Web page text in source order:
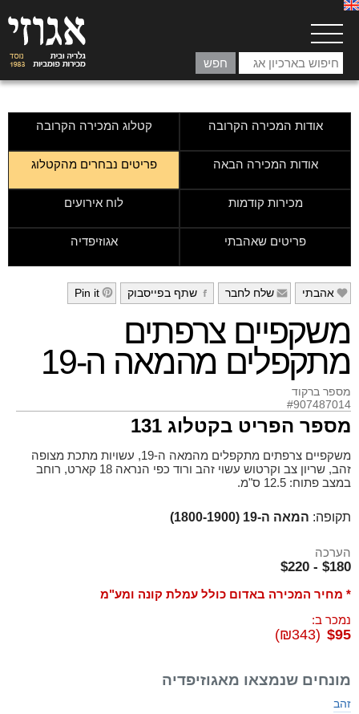
אודות המכירה הקרובה קטלוג המכירה הקרובה
אודות המכירה הבאה פריטים נבחרים מהקטלוג
מכירות קודמות לוח אירועים
פריטים שאהבתי אגוזיפדיה
e אהבתי f שלח לחבר g שתף בפייסבוק h
Pin it
משקפיים צרפתים
מתקפלים מהמאה ה-19
מספר ברקוד
#907487014
מספר הפריט בקטלוג 131
משקפיים צרפתים מתקפלים מהמאה ה-19, עשויות מתכת מצופה
זהב, שריון צב וקרטוש עשוי זהב ורוד כפי הנראה 18 קארט, רוחב
במצב פתוח: 12.5 ס"מ.
תקופה: המאה ה-19 (1800-1900)
הערכה
$180 - $220
* מחיר המכירה באדום כולל עמלת קונה ומע"מ
נמכר ב:
$95
(₪343)
מונחים שנמצאו מאגוזיפדיה
זהב